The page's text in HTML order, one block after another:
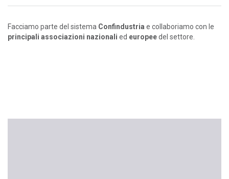
Facciamo parte del sistema Confindustria e collaboriamo con le
principali associazioni nazionali ed europeedel settore.